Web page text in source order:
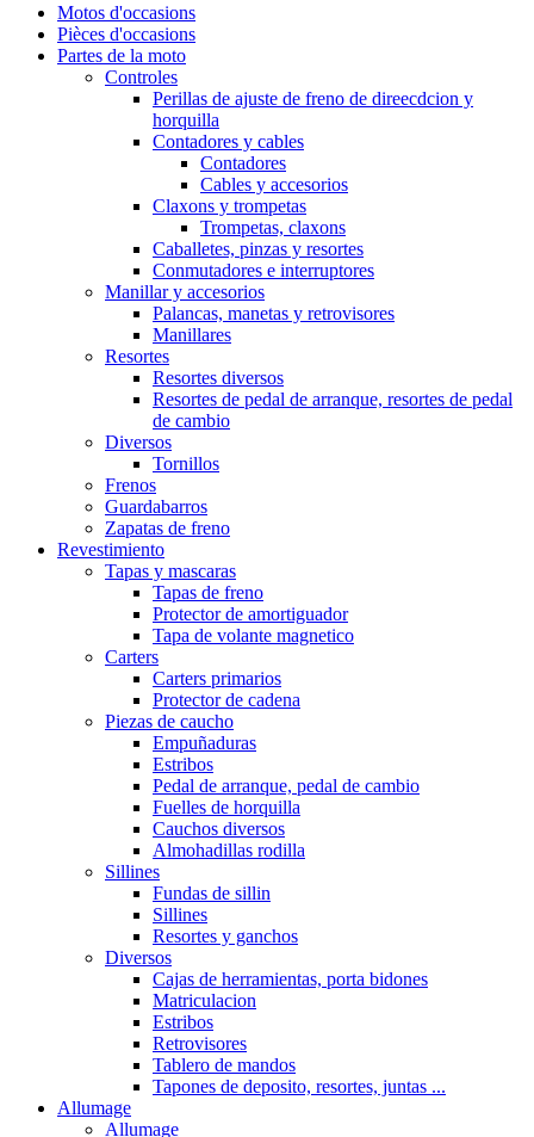
Motos d'occasions
Pièces d'occasions
Partes de la moto
Controles
Perillas de ajuste de freno de direecdcion y
horquilla
Contadores y cables
Contadores
Cables y accesorios
Claxons y trompetas
Trompetas, claxons
Caballetes, pinzas y resortes
Conmutadores e interruptores
Manillar y accesorios
Palancas, manetas y retrovisores
Manillares
Resortes
Resortes diversos
Resortes de pedal de arranque, resortes de pedal
de cambio
Diversos
Tornillos
Frenos
Guardabarros
Zapatas de freno
Revestimiento
Tapas y mascaras
Tapas de freno
Protector de amortiguador
Tapa de volante magnetico
Carters
Carters primarios
Protector de cadena
Piezas de caucho
Empuñaduras
Estribos
Pedal de arranque, pedal de cambio
Fuelles de horquilla
Cauchos diversos
Almohadillas rodilla
Sillines
Fundas de sillin
Sillines
Resortes y ganchos
Diversos
Cajas de herramientas, porta bidones
Matriculacion
Estribos
Retrovisores
Tablero de mandos
Tapones de deposito, resortes, juntas ...
Allumage
Allumage